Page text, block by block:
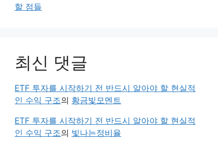
할 점들
최신 댓글
ETF 투자를 시작하기 전 반드시 알아야 할 현실적
인 수익 구조의 황금빛모멘트
ETF 투자를 시작하기 전 반드시 알아야 할 현실적
인 수익 구조의 빛나는정비율